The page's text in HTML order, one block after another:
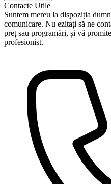
Contacte Utile
Suntem mereu la dispoziția
comunicare. Nu ezitați să ne
preț sau programări, și vă
profesionist.